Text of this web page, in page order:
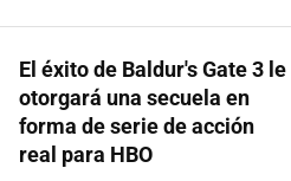
El éxito de Baldur's Gate 3 le
otorgará una secuela en
forma de serie de acción
real para HBO